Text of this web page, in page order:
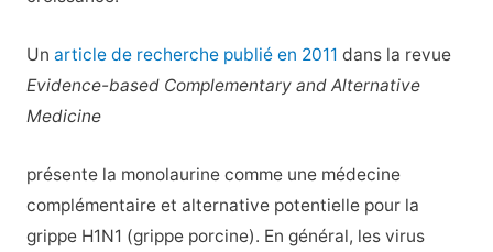
Un article de recherche publié en 2011 dans la revue
Evidence-based Complementary and Alternative
Medicine
présente la monolaurine comme une médecine
complémentaire et alternative potentielle pour la
grippe H1N1 (grippe porcine). En général, les virus